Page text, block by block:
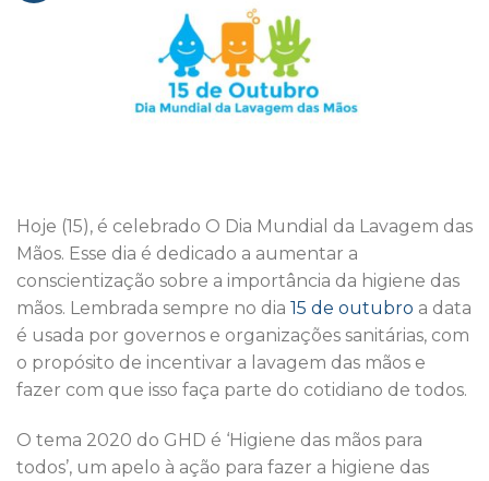
Hoje (15), é celebrado O Dia Mundial da Lavagem das
Mãos. Esse dia é dedicado a aumentar a
conscientização sobre a importância da higiene das
mãos. Lembrada sempre no dia 15 de outubro a data
é usada por governos e organizações sanitárias, com
o propósito de incentivar a lavagem das mãos e
fazer com que isso faça parte do cotidiano de todos.
O tema 2020 do GHD é ‘Higiene das mãos para
todos’, um apelo à ação para fazer a higiene das